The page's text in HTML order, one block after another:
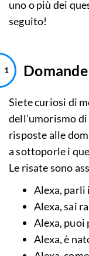
uno o più dei
seguito!
Siete curiosi di
dell’umorismo
risposte alle
a sottoporle i
Le risate sono
Alexa, parli
Alexa, sai
Alexa, puoi
Alexa, è